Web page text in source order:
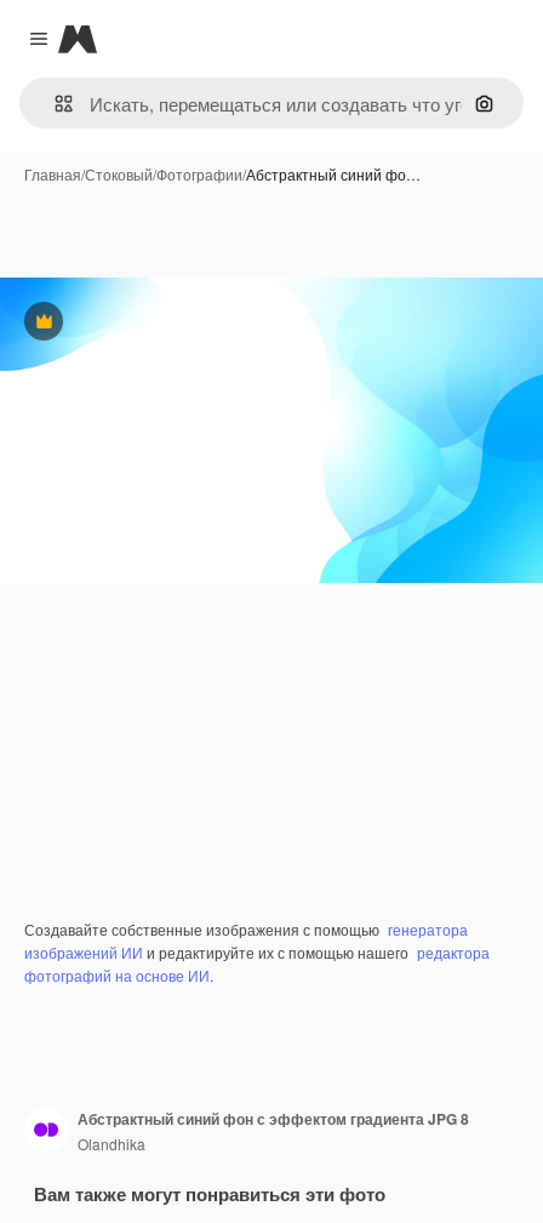
Close menu
Magnific
Поиск
Главная/Стоковый/Фотографии/Абстрактный синий фо…
Премиум
Создавайте собственные изображения с помощью генератора
изображений ИИ и редактируйте их с помощью нашего редактора
фотографий на основе ИИ.
Абстрактный синий фон с эффектом градиента JPG 8
Olandhika
Вам также могут понравиться эти фото